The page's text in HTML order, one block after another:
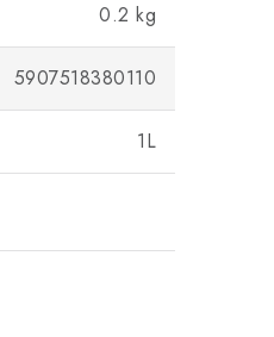
0.2 kg
5907518380110
1L